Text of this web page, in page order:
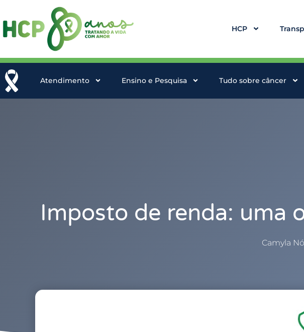
HCP
Atendimento Ensino e Pesquisa Tudo sobre câncer
Imposto de renda: uma
Camyla